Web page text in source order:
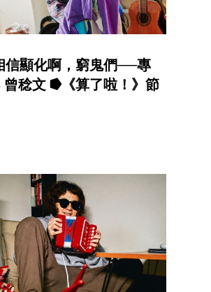
信顯化啊，窮鬼們──專
曾稔文 ⭓《算了啦！》節